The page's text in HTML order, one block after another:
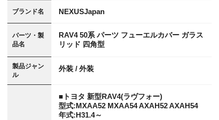
ブランド名 NEXUSJapan
パーツ・製
品名
RAV4 50系 パーツ フューエルカバー ガラス
リッド 四角型
製品ジャン
ル
外装 / 外装
■トヨタ 新型RAV4(ラヴフォー)
型式:MXAA52 MXAA54 AXAH52 AXAH54
年式:H31.4～